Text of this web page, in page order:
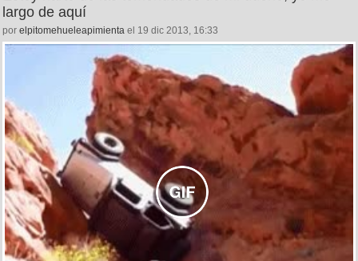
largo de aquí
por elpitomehueleapimienta el 19 dic 2013, 16:33